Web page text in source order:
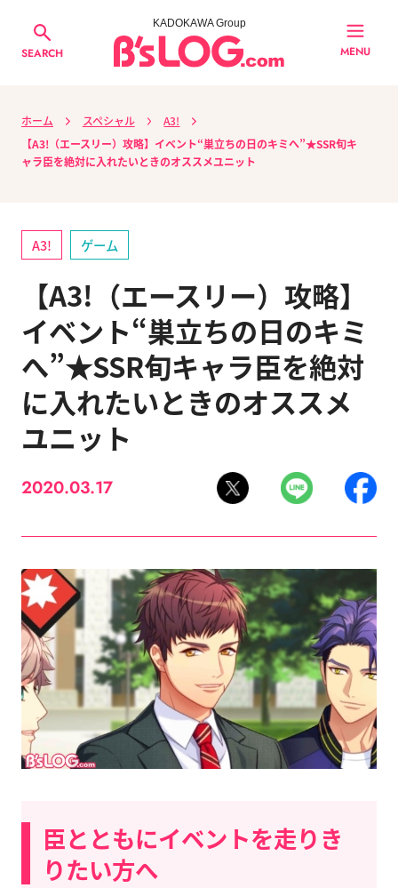
SEARCH
KADOKAWA Group
MENU
ホーム スペシャル
A3!
【A3!（エースリー）攻略】イベント“巣立ちの日のキミへ”★SSR旬キ
ャラ臣を絶対に入れたいときのオススメユニット
A3! ゲーム
【A3!（エースリー）攻略】
イベント“巣立ちの日のキミ
へ”★SSR旬キャラ臣を絶対
に入れたいときのオススメ
ユニット
2020.03.17
臣とともにイベントを走りき
りたい方へ